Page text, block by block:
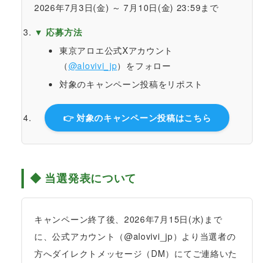
2026年7月3日(金) ～ 7月10日(金) 23:59まで
▼ 応募方法
東京アロエ公式Xアカウント
（@alovivi_jp）をフォロー
対象のキャンペーン投稿をリポスト
👉 対象のキャンペーン投稿はこちら
◆ 当選発表について
キャンペーン終了後、2026年7月15日(水)まで
に、公式アカウント（@alovivi_jp）より当選者の
方へダイレクトメッセージ（DM）にてご連絡いた